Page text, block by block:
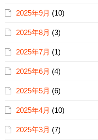
2025年9月 (10)
2025年8月 (3)
2025年7月 (1)
2025年6月 (4)
2025年5月 (6)
2025年4月 (10)
2025年3月 (7)